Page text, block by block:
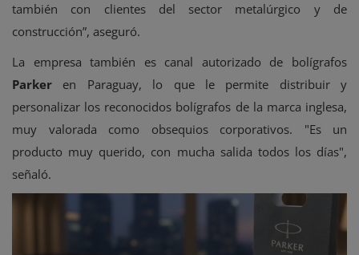
también con clientes del sector metalúrgico y de
construcción”, aseguró.
La empresa también es canal autorizado de bolígrafos
Parker en Paraguay, lo que le permite distribuir y
personalizar los reconocidos bolígrafos de la marca inglesa,
muy valorada como obsequios corporativos. "Es un
producto muy querido, con mucha salida todos los días",
señaló.